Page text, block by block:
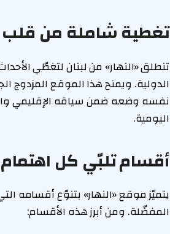
تغطية شاملة من قلب
تنطلق «النهار» من لبنان لتغطّي
الدولية. ويمنح هذا الموقع المزدوج
نفسه وضعه ضمن سياقه الإقليمي
اليومية.
أقسام تلبّي كل اهتمام
يتميّز موقع «النهار» بتنوّع أقسامه
المفضّلة. ومن أبرز هذه الأقسام: